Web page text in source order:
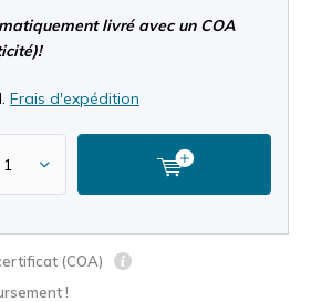
livré avec un COA
Frais d'expédition
(COA)
!